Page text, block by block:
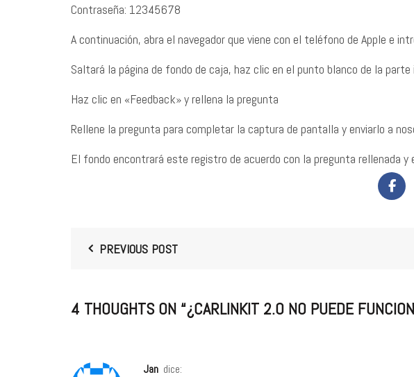
Contraseña: 12345678
A continuación, abra el navegador que viene con el teléfono de Apple e
Saltará la página de fondo de caja, haz clic en el punto blanco de la
Haz clic en «Feedback» y rellena la pregunta
Rellene la pregunta para completar la captura de pantalla y enviarlo a
El fondo encontrará este registro de acuerdo con la pregunta rellenada
PREVIOUS POST
4 THOUGHTS ON “¿CARLINKIT 2.0 NO PUEDE
Jan dice: